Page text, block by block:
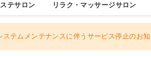
テサロン リラク・マッサージサロン
ステムメンテナンスに伴うサービス停止のお